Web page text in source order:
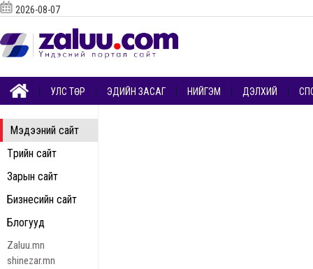
Мэдээний сайт
Төрийн сайт
Зарын сайт
Бизнесийн сайт
Блогууд
Zaluu.mn
shinezar.mn
2026-08-07
УЛС ТӨР ЭДИЙН ЗАСАГ НИЙГЭМ ДЭЛХИЙ